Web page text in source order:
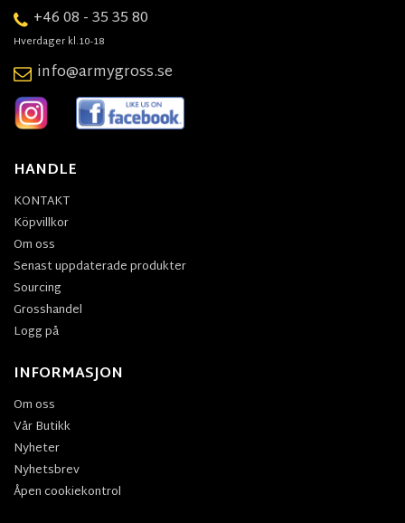
+46 08 - 35 35 80
Hverdager kl.10-18
info@armygross.se
HANDLE
KONTAKT
Köpvillkor
Om oss
Senast uppdaterade produkter
Sourcing
Grosshandel
Logg på
INFORMASJON
Om oss
Vår Butikk
Nyheter
Nyhetsbrev
Åpen cookiekontrol